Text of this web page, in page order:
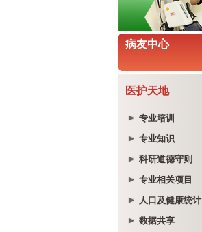
病友中心
医护天地
专业培训
专业知识
科研道德守则
专业相关项目
人口及健康统计
数据共享